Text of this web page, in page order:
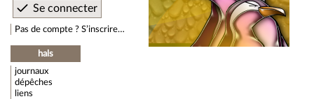
Pas de compte ? S’inscrire…
hals
journaux
dépêches
liens